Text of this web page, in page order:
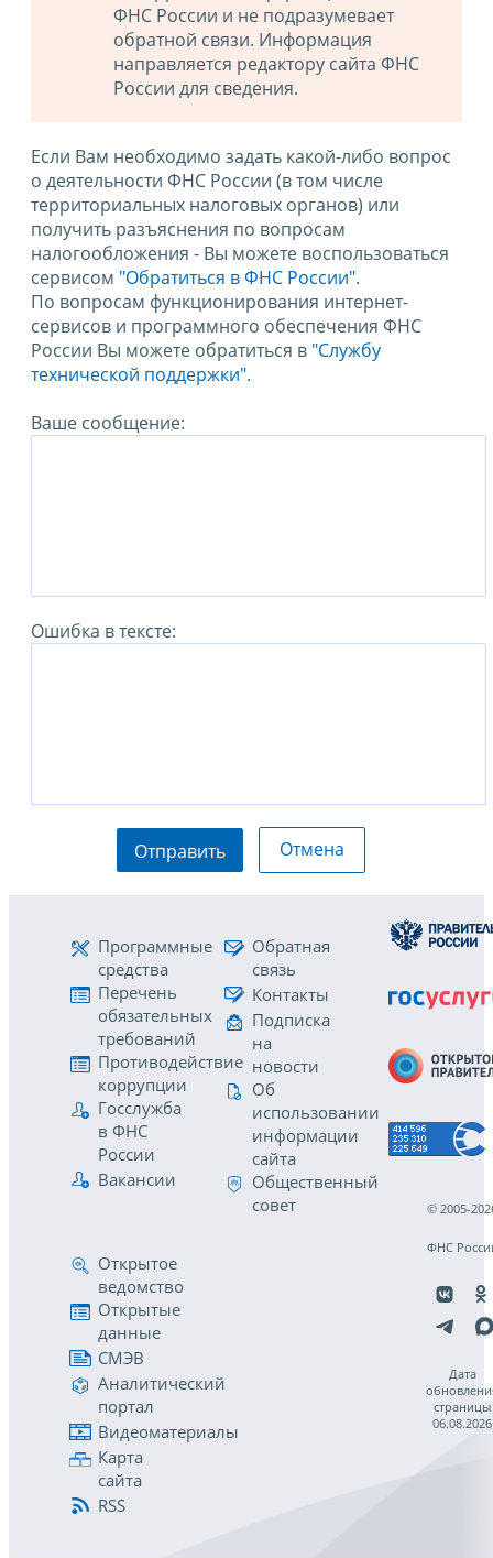
ФНС России и не подразумевает
обратной связи. Информация
направляется редактору сайта ФНС
России для сведения.
Если Вам необходимо задать какой-либо вопрос
о деятельности ФНС России (в том числе
территориальных налоговых органов) или
получить разъяснения по вопросам
налогообложения - Вы можете воспользоваться
сервисом "Обратиться в ФНС России".
По вопросам функционирования интернет-
сервисов и программного обеспечения ФНС
России Вы можете обратиться в "Службу
технической поддержки".
Ваше сообщение:
Ошибка в тексте:
Отправить Отмена
Программные
средства
Перечень
обязательных
требований
Противодействие
коррупции
Госслужба
в ФНС
России
Вакансии
Обратная
связь
Контакты
Подписка
на
новости
Об
использовании
информации
сайта
Общественный
совет
Открытое
ведомство
Открытые
данные
СМЭВ
Аналитический
портал
Видеоматериалы
Карта
сайта
RSS
© 2005-
ФНС
Дата
страницы
06.08.2026